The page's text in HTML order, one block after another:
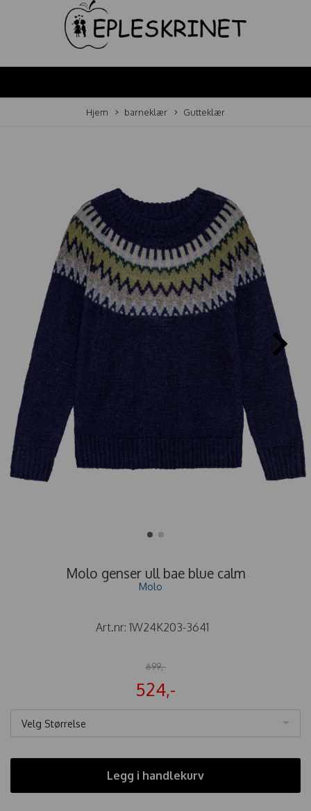
Hjem barneklær Gutteklær
Molo genser ull bae blue calm
Molo
Art.nr: 1W24K203-3641
699,-
524,-
Velg Størrelse
Legg i handlekurv